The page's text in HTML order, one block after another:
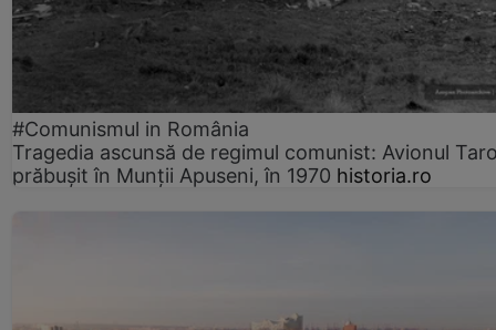
#Comunismul in România
Tragedia ascunsă de regimul comunist: Avionul
prăbușit în Munții Apuseni, în 1970 historia.ro